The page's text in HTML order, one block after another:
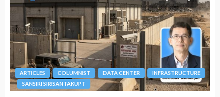
ARTICLES COLUMNIST DATA CENTER
INFRASTRUCTURE
SANSIRI SIRISANTAKUPT